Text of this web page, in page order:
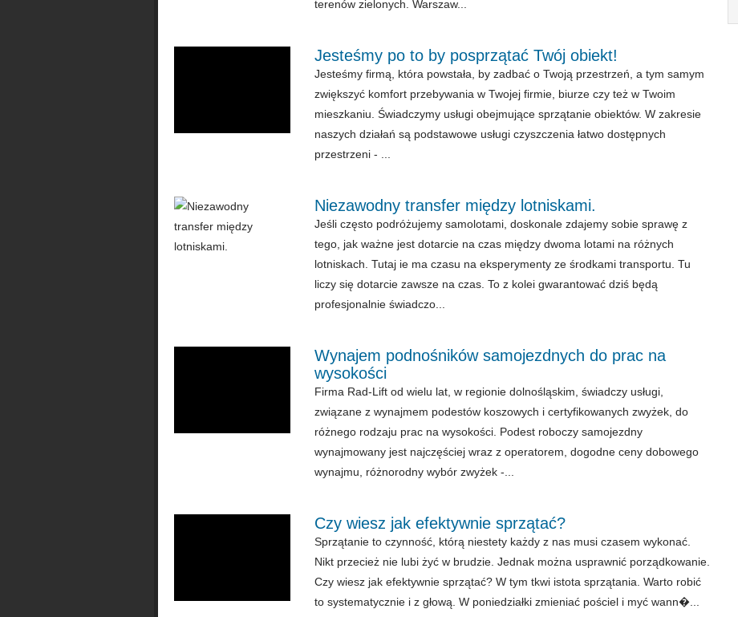
terenów zielonych. Warszaw...
Jesteśmy po to by posprzątać Twój obiekt!
Jesteśmy firmą, która powstała, by zadbać o Twoją przestrzeń, a tym samym
zwiększyć komfort przebywania w Twojej firmie, biurze czy też w Twoim
mieszkaniu. Świadczymy usługi obejmujące sprzątanie obiektów. W zakresie
naszych działań są podstawowe usługi czyszczenia łatwo dostępnych
przestrzeni - ...
Niezawodny transfer między lotniskami.
Jeśli często podróżujemy samolotami, doskonale zdajemy sobie sprawę z
tego, jak ważne jest dotarcie na czas między dwoma lotami na różnych
lotniskach. Tutaj ie ma czasu na eksperymenty ze środkami transportu. Tu
liczy się dotarcie zawsze na czas. To z kolei gwarantować dziś będą
profesjonalnie świadczo...
Wynajem podnośników samojezdnych do prac na
wysokości
Firma Rad-Lift od wielu lat, w regionie dolnośląskim, świadczy usługi,
związane z wynajmem podestów koszowych i certyfikowanych zwyżek, do
różnego rodzaju prac na wysokości. Podest roboczy samojezdny
wynajmowany jest najczęściej wraz z operatorem, dogodne ceny dobowego
wynajmu, różnorodny wybór zwyżek -...
Czy wiesz jak efektywnie sprzątać?
Sprzątanie to czynność, którą niestety każdy z nas musi czasem wykonać.
Nikt przecież nie lubi żyć w brudzie. Jednak można usprawnić porządkowanie.
Czy wiesz jak efektywnie sprzątać? W tym tkwi istota sprzątania. Warto robić
to systematycznie i z głową. W poniedziałki zmieniać pościel i myć wann�...